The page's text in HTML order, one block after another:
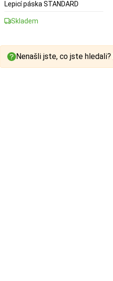
Lepicí páska STANDARD
Skladem
Nenašli jste, co jste hledali?